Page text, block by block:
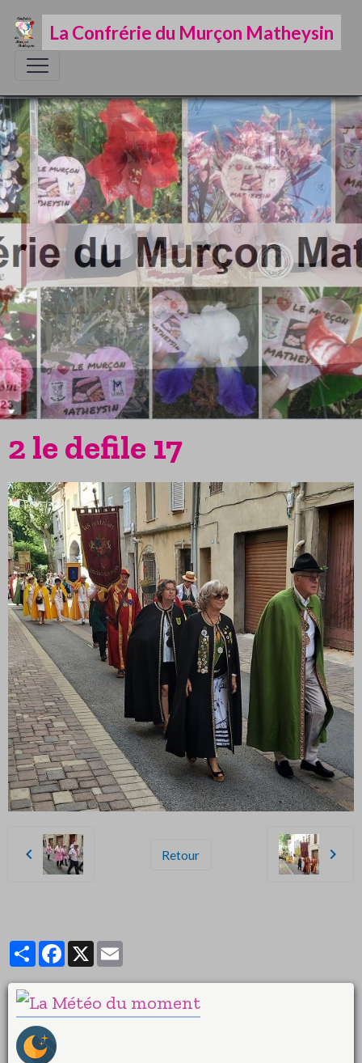
La Confrérie du Murçon Matheysin
2 le defile 17
Retour
PartagerFacebook
X